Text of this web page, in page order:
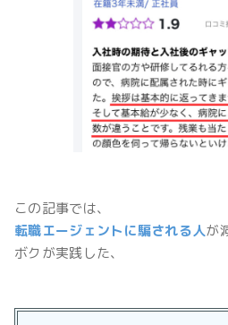
この記事では、
転職エージェントに騙される人が
ボクが実践した、